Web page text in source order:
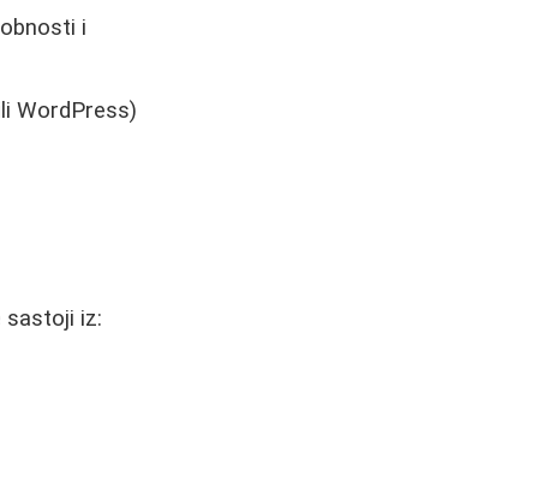
i
WordPress)
sastoji iz: